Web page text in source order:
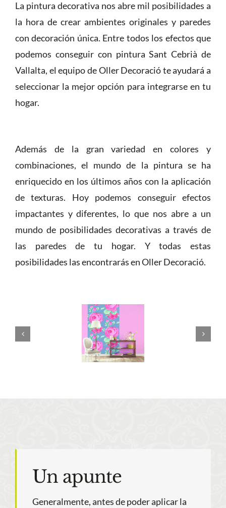
La pintura decorativa nos abre mil posibilidades a
la hora de crear ambientes originales y paredes
con decoración única. Entre todos los efectos que
podemos conseguir con pintura Sant Cebrià de
Vallalta, el equipo de Oller Decoració te ayudará a
seleccionar la mejor opción para integrarse en tu
hogar.
Además de la gran variedad en colores y
combinaciones, el mundo de la pintura se ha
enriquecido en los últimos años con la aplicación
de texturas. Hoy podemos conseguir efectos
impactantes y diferentes, lo que nos abre a un
mundo de posibilidades decorativas a través de
las paredes de tu hogar. Y todas estas
posibilidades las encontrarás en Oller Decoració.
Un apunte
Generalmente, antes de poder aplicar la